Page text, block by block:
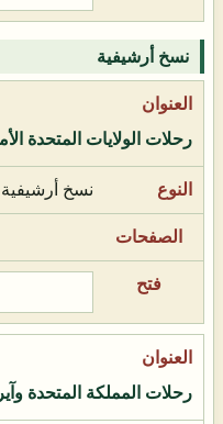
نسخ أرشيفية
رحلات الولايات المتحدة
نسخ أرشيفية
رحلات المملكة المتحدة